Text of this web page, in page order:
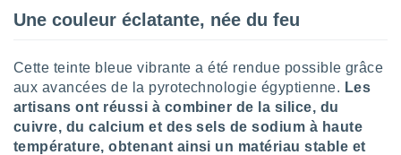
pas
de
vous
à
notre
Une couleur éclatante, née du feu
Cette teinte bleue vibrante a été rendue possible grâce
aux avancées de la pyrotechnologie égyptienne. Les
artisans ont réussi à combiner de la silice, du
cuivre, du calcium et des sels de sodium à haute
température, obtenant ainsi un matériau stable et